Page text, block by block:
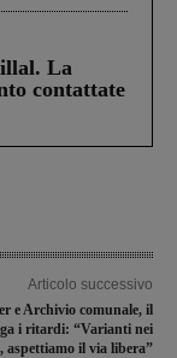
La
contattate
Articolo successivo
e Archivio comunale, il
i ritardi: “Varianti nei
aspettiamo il via libera”